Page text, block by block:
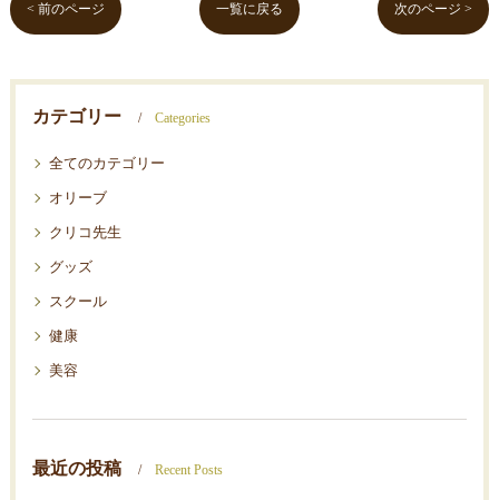
< 前のページ 一覧に戻る 次のページ >
カテゴリー Categories
全てのカテゴリー
オリーブ
クリコ先生
グッズ
スクール
健康
美容
最近の投稿 Recent Posts